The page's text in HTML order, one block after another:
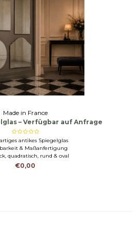
Made in France
– Verfügbar auf Anfrage
antikes Spiegelglas
& Maßanfertigung
quadratisch, rund & oval
€0,00